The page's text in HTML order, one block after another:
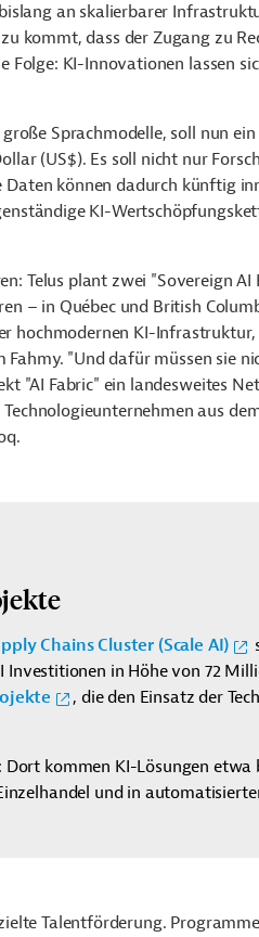
an skalierbarer
kommt, dass der Zugang zu
KI-Innovationen lassen
Sprachmodelle, soll nun
(US$). Es soll nicht nur
können dadurch künftig
KI-
Telus plant zwei "Sovereign
– in Québec und British
hochmodernen KI-
"Und dafür müssen sie
"AI Fabric" ein landesweites
aus
Chains Cluster (Scale AI)
in Höhe von 72
, die den Einsatz der
kommen KI-Lösungen
und in
Talentförderung.